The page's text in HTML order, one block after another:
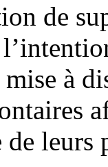
de
à
de leurs